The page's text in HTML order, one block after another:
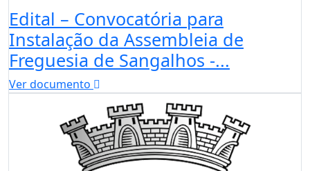
Edital – Convocatória para
Instalação da Assembleia de
Freguesia de Sangalhos -...
Ver documento